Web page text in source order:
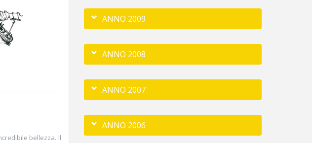
bellezza. Il
ANNO 2009
ANNO 2008
ANNO 2007
ANNO 2006